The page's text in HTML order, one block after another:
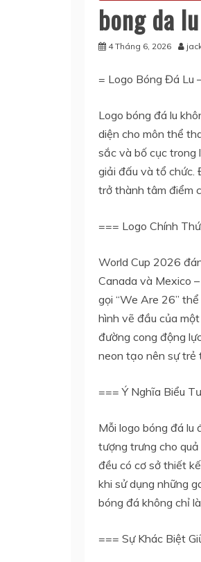
bong da
4 Tháng 6, 2026
= Logo Bóng Đá Lu
Logo bóng đá lu
diện cho môn thể
sắc và bố cục trong
giải đấu và tổ chức.
trở thành tâm điểm
=== Logo Chính
World Cup 2026
Canada và Mexico
gọi “We Are 26”
hình vẽ đầu của
đường cong động
neon tạo nên sự trẻ
=== Ý Nghĩa Biểu
Mỗi logo bóng đá lu
tượng trưng cho
đều có cơ sở thiết
khi sử dụng những
bóng đá không chỉ
=== Sự Khác Biệt